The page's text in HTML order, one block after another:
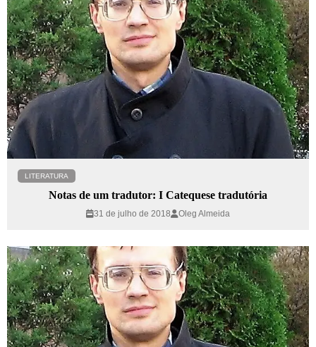
LITERATURA
Notas de um tradutor: I Catequese tradutória
31 de julho de 2018 Oleg Almeida